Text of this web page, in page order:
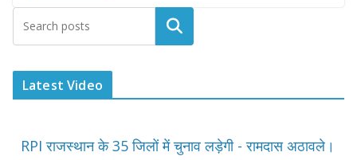
Latest Video
RPI राजस्थान के 35 जिलों में चुनाव लड़ेगी - रामदास अठावले।